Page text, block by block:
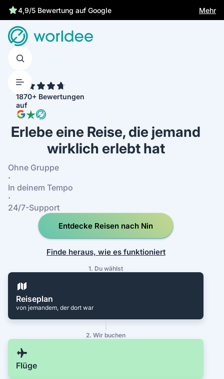
4,9/5 Bewertung auf Google
Gesetzliche Versicherung schützt dich Mehr
1870+ Bewertungen
auf
Erlebe eine Reise, die jemand
wirklich erlebt hat
Ohne Gruppe
·
In deinem Tempo
·
24/7-Support
Entdecke Reisen nach Nin
Finde heraus, wie es funktioniert
1. Du wählst
Reiseplan
von jemandem, der dort war
2. Wir buchen
Flüge